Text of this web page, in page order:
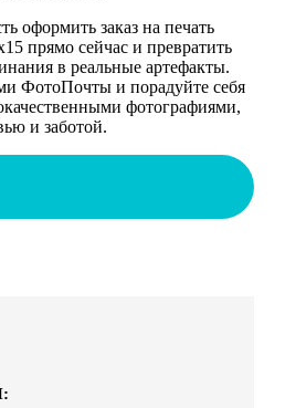
оформить заказ на печать
прямо сейчас и превратить
в реальные артефакты.
ФотоПочты и порадуйте себя
фотографиями,
и заботой.